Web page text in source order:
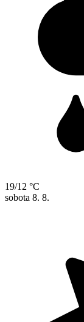
19/12 °C
sobota 8. 8.